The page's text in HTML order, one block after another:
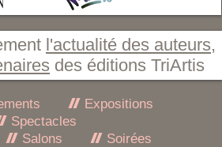
l'actualité des auteurs,
des éditions TriArtis
Expositions
Spectacles
Salons
Soirées